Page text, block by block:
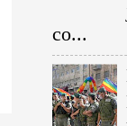
co...